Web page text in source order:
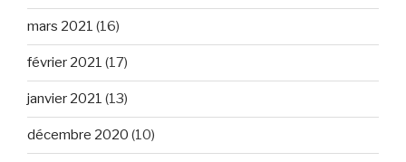
mars 2021 (16)
février 2021 (17)
janvier 2021 (13)
décembre 2020 (10)